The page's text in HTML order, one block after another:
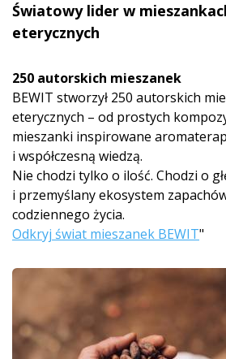
Światowy lider w
eterycznych
250 autorskich mieszanek
BEWIT stworzył 250 autorskich
eterycznych – od prostych
mieszanki inspirowane
i współczesną wiedzą.
Nie chodzi tylko o ilość. Chodzi o
i przemyślany ekosystem
codziennego życia.
Odkryj świat mieszanek BEWIT"